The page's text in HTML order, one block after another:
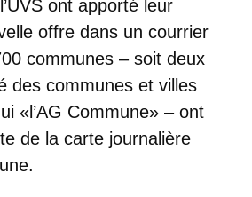
ont apporté leur
offre dans un courrier
communes – soit deux
des communes et villes
«l’AG Commune» – ont
de la carte journalière